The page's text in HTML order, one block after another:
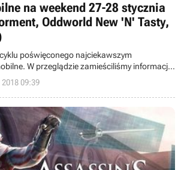
na weekend 27-28 stycznia
Oddworld New 'N' Tasty,
poświęconego najciekawszym
W przeglądzie zamieściliśmy informacje
jak Planescape: Torment, Baldur's Gate,
of Memories, Out There: Chronicles i
09:39